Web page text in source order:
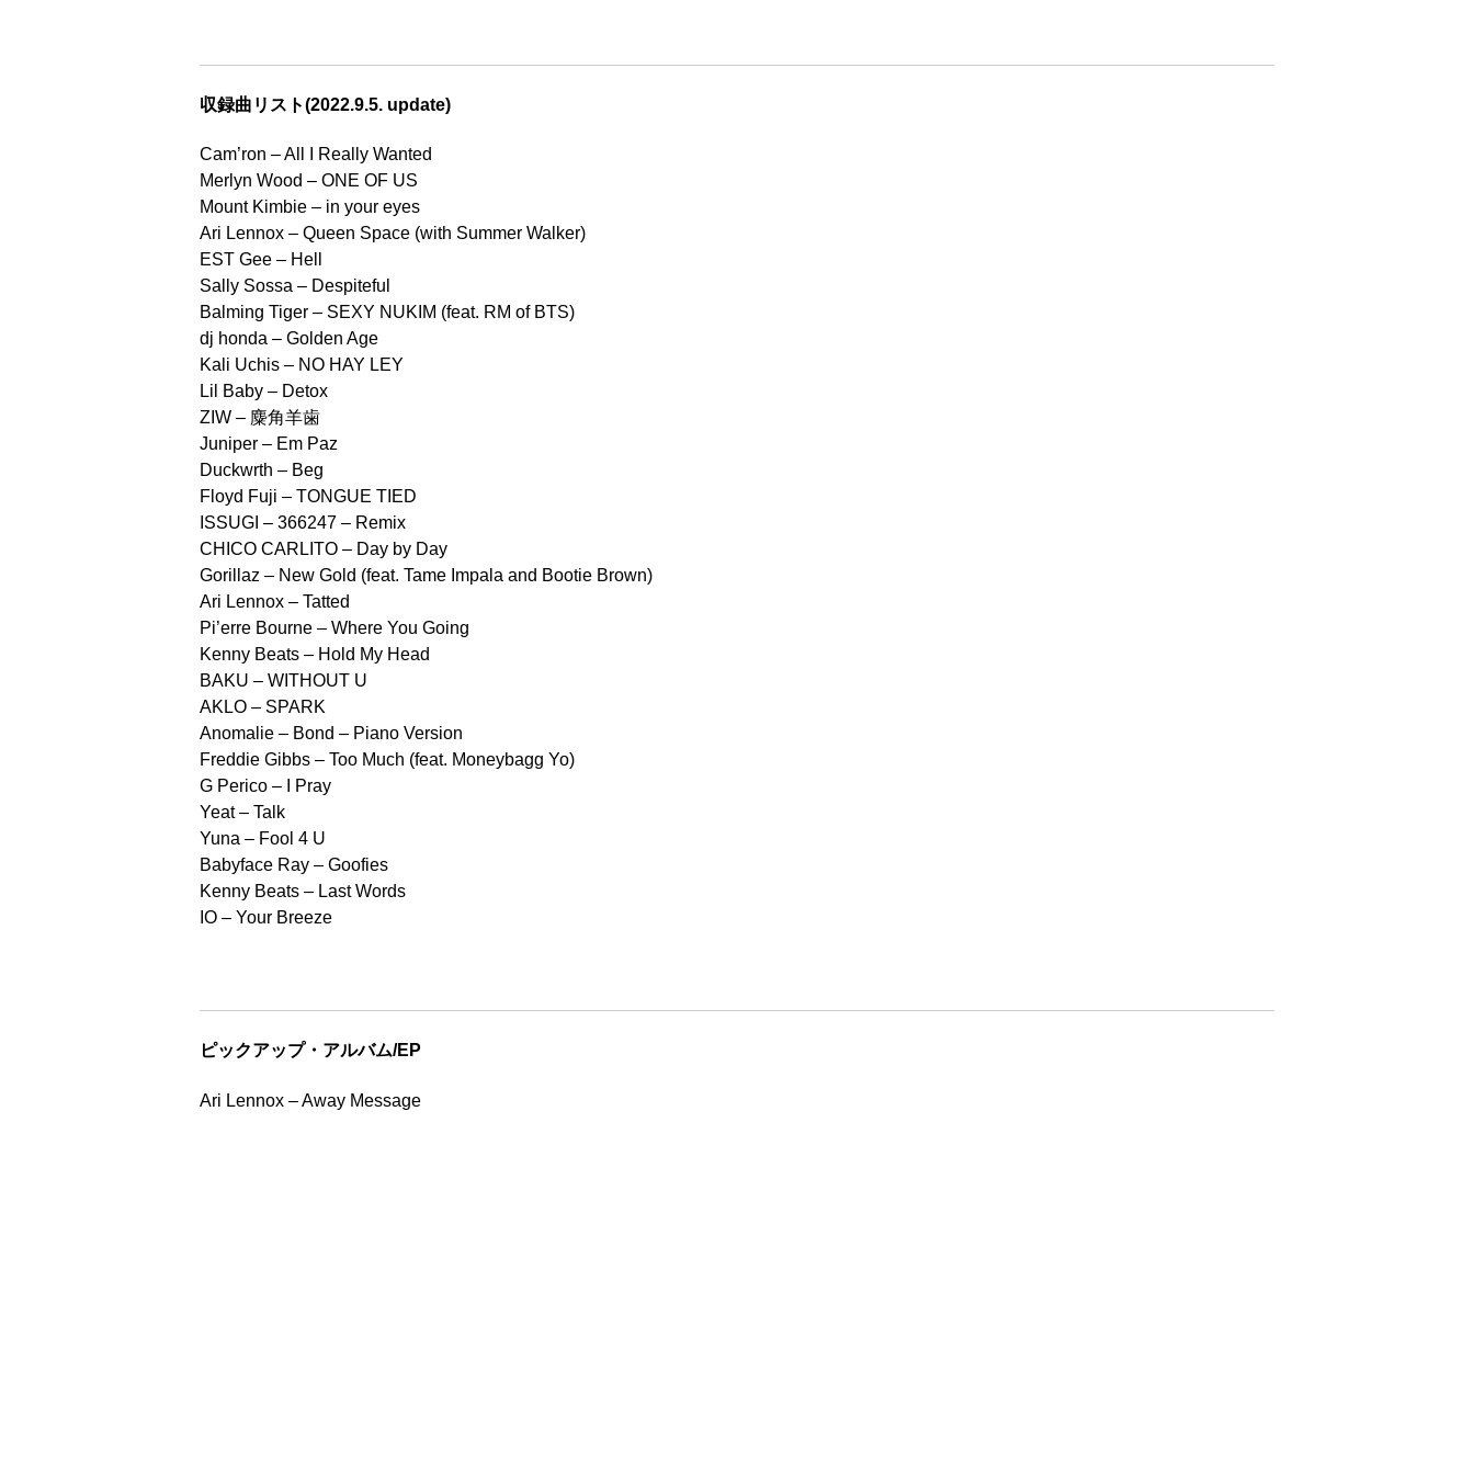
収録曲リスト(2022.9.5. update)
Cam’ron – All I Really Wanted
Merlyn Wood – ONE OF US
Mount Kimbie – in your eyes
Ari Lennox – Queen Space (with Summer Walker)
EST Gee – Hell
Sally Sossa – Despiteful
Balming Tiger – SEXY NUKIM (feat. RM of BTS)
dj honda – Golden Age
Kali Uchis – NO HAY LEY
Lil Baby – Detox
ZIW – 麋角羊歯
Juniper – Em Paz
Duckwrth – Beg
Floyd Fuji – TONGUE TIED
ISSUGI – 366247 – Remix
CHICO CARLITO – Day by Day
Gorillaz – New Gold (feat. Tame Impala and Bootie Brown)
Ari Lennox – Tatted
Pi’erre Bourne – Where You Going
Kenny Beats – Hold My Head
BAKU – WITHOUT U
AKLO – SPARK
Anomalie – Bond – Piano Version
Freddie Gibbs – Too Much (feat. Moneybagg Yo)
G Perico – I Pray
Yeat – Talk
Yuna – Fool 4 U
Babyface Ray – Goofies
Kenny Beats – Last Words
IO – Your Breeze
ピックアップ・アルバム/EP
Ari Lennox – Away Message